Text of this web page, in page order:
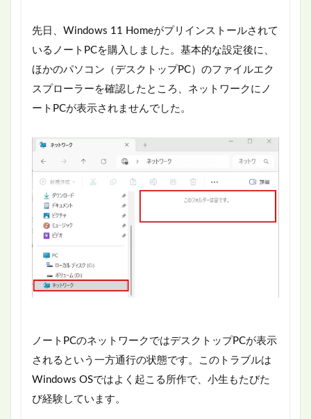
先日、Windows 11 Homeがプリインストールされて
いるノートPCを購入しました。基本的な設定後に、
ほかのパソコン（デスクトップPC）のファイルエク
スプローラーを確認したところ、ネットワークにノ
ートPCが表示されませんでした。
ノートPCのネットワークではデスクトップPCが表示
されるという一方通行の状態です。このトラブルは
Windows OSではよく起こる所作で、小生もたびた
び経験しています。